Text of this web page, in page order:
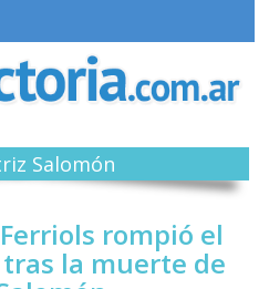
Salomón
rompió el
la muerte de